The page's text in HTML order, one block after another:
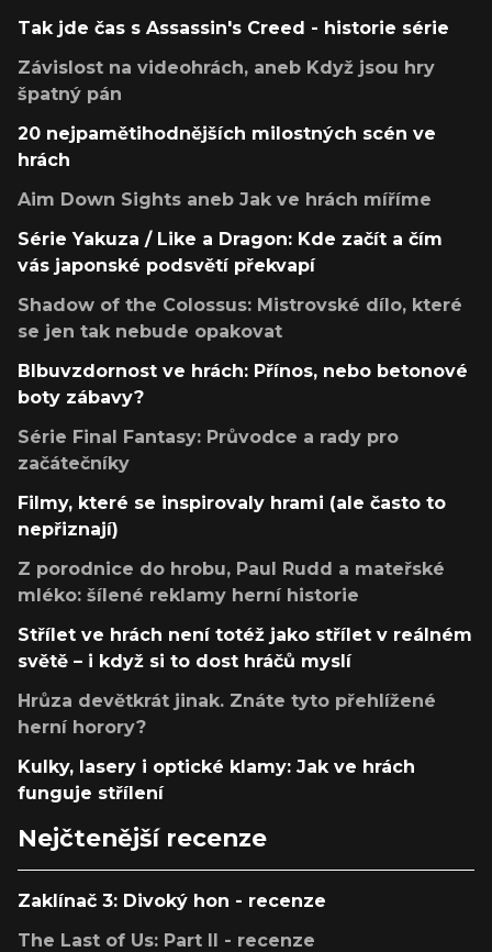
Tak jde čas s Assassin's Creed - historie série
Závislost na videohrách, aneb Když jsou hry
špatný pán
20 nejpamětihodnějších milostných scén ve
hrách
Aim Down Sights aneb Jak ve hrách míříme
Série Yakuza / Like a Dragon: Kde začít a čím
vás japonské podsvětí překvapí
Shadow of the Colossus: Mistrovské dílo, které
se jen tak nebude opakovat
Blbuvzdornost ve hrách: Přínos, nebo betonové
boty zábavy?
Série Final Fantasy: Průvodce a rady pro
začátečníky
Filmy, které se inspirovaly hrami (ale často to
nepřiznají)
Z porodnice do hrobu, Paul Rudd a mateřské
mléko: šílené reklamy herní historie
Střílet ve hrách není totéž jako střílet v reálném
světě – i když si to dost hráčů myslí
Hrůza devětkrát jinak. Znáte tyto přehlížené
herní horory?
Kulky, lasery i optické klamy: Jak ve hrách
funguje střílení
Nejčtenější recenze
Zaklínač 3: Divoký hon - recenze
The Last of Us: Part II - recenze